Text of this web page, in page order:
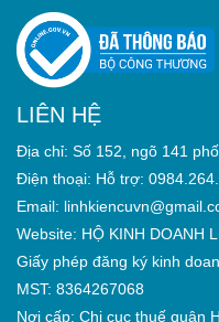
LIÊN HỆ
Địa chỉ: Số 152, ngõ 141
Điện thoại: Hỗ trợ:
Email:
Website: HỘ KINH DOANH
Giấy phép đăng ký kinh
MST: 8364267068
Nơi cấp: Chi cục thuế quận